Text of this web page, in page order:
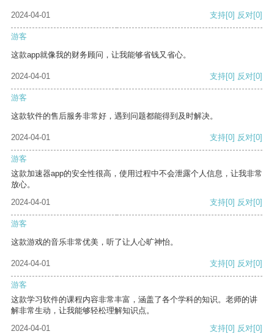
2024-04-01 支持[0] 反对[0]
游客
这款app就像我的财务顾问，让我能够省钱又省心。
2024-04-01 支持[0] 反对[0]
游客
这款软件的售后服务非常好，遇到问题都能得到及时解决。
2024-04-01 支持[0] 反对[0]
游客
这款加速器app的安全性很高，使用过程中不会泄露个人信息，让我非常
放心。
2024-04-01
支持[0] 反对[0]
游客
这款游戏的音乐非常优美，听了让人心旷神怡。
2024-04-01 支持[0] 反对[0]
游客
这款学习软件的课程内容非常丰富，涵盖了各个学科的知识。老师的讲
解非常生动，让我能够轻松理解知识点。
2024-04-01
支持[0] 反对[0]